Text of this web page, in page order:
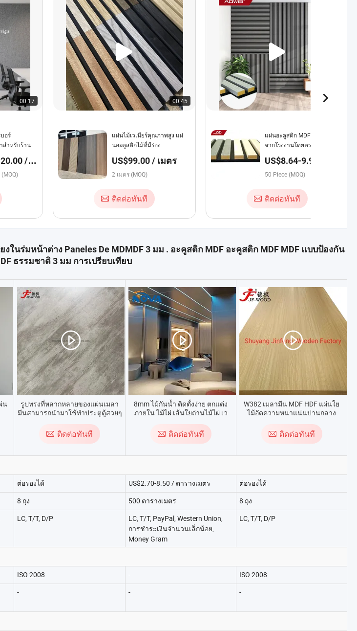
00:17
อร์
สำหรับร้าน
/
00:45
แผ่นไม้เวเนียร์คุณภาพสูง แผ่
นอะคูสติกไม้ที่มีร่อง
US$99.00 / เมตร
2 เมตร (MOQ)
ติดต่อทันที
00:16
แผ่นอะคูสติก MDF คุณภาพสูง
จากโรงงานโดยตรงสำหรับการ
US$8.64-9.90 /
Piece
50 Piece (MOQ)
ติดต่อทันที
นร่มหน้าต่าง Paneles De MDMDF 3 มม . อะคูสติก MDF อะคูสติก MDF MDF แบบป้องกัน
ธรรมชาติ 3 มม การเปรียบเทียบ
น
รูปทรงที่หลากหลายของแผ่นเมลา
มีนสามารถนำมาใช้ทำประตูตู้สวยๆ
ติดต่อทันที
8mm ไม้กันน้ำ ติดตั้งง่าย ตกแต่ง
ภายใน ไม้ไผ่ เส้นใยถ่านไม้ไผ่ เว
ติดต่อทันที
W382 เมลามีน MDF HDF แผ่นใย
ไม้อัดความหนาแน่นปานกลาง
อีกด้านหนึ่งสีขาว
ติดต่อทันที
ต่อรองได้ US$2.70-8.50 / ตารางเมตร ต่อรองได้
8 ถุง 500 ตารางเมตร 8 ถุง
LC, T/T, D/P
LC, T/T, PayPal, Western Union,
การชำระเงินจำนวนเล็กน้อย,
Money Gram
LC, T/T, D/P
ISO 2008 - ISO 2008
- - -